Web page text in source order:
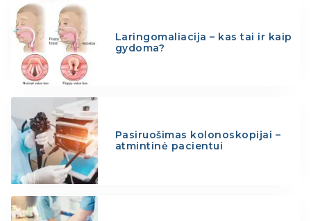
Laringomaliacija – kas tai ir kaip
gydoma?
Pasiruošimas kolonoskopijai –
atmintinė pacientui